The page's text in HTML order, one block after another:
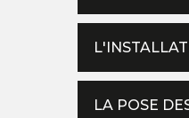
LA POSE